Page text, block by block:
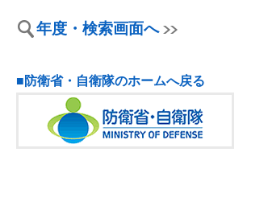
年度・検索画面へ
■防衛省・自衛隊のホームへ戻る